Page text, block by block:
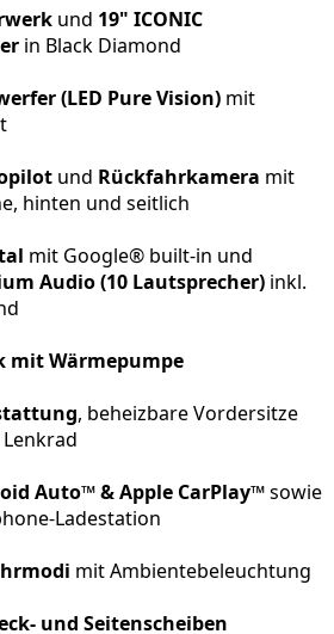
und 19" ICONIC
in Black Diamond
(LED Pure Vision) mit
und Rückfahrkamera mit
hinten und seitlich
mit Google® built-in und
Audio (10 Lautsprecher) inkl.
Wärmepumpe
, beheizbare Vordersitze
Auto™ & Apple CarPlay™sowie
Ladestation
mit Ambientebeleuchtung
und Seitenscheiben